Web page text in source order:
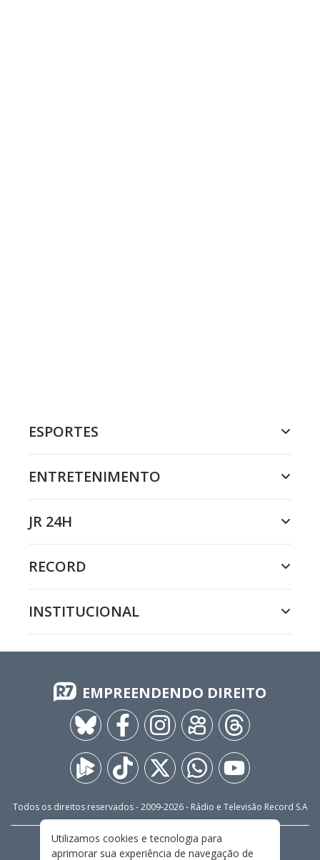
ESPORTES
ENTRETENIMENTO
JR 24H
RECORD
INSTITUCIONAL
EMPREENDENDO DIREITO
Todos os direitos reservados - 2009-2026- Rádio e Televisão Record S.A
FALE CONOSCO
PRIVACIDADE
Utilizamos cookies e tecnologia para
aprimorar sua experiência de navegação de